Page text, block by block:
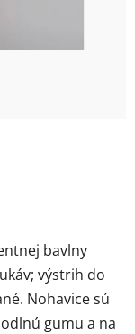
bavlny
výstrih do
Nohavice sú
gumu a na